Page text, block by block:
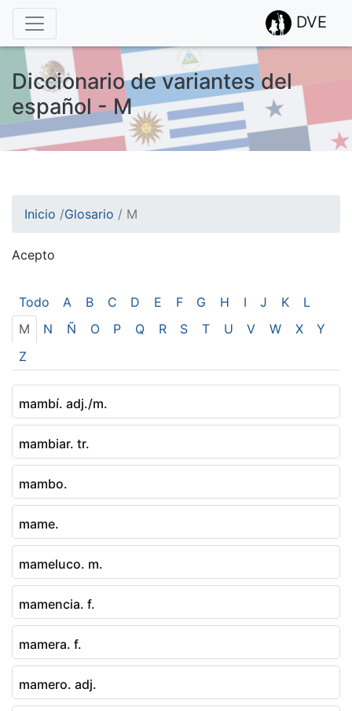
DVE
Diccionario de variantes del
español - M
Inicio /Glosario / M
Acepto
Todo A B C D E F G H I J K
L
M
N Ñ O P Q R S T U V W X
Y
Z
mambí. adj./m.
mambiar. tr.
mambo.
mame.
mameluco. m.
mamencia. f.
mamera. f.
mamero. adj.